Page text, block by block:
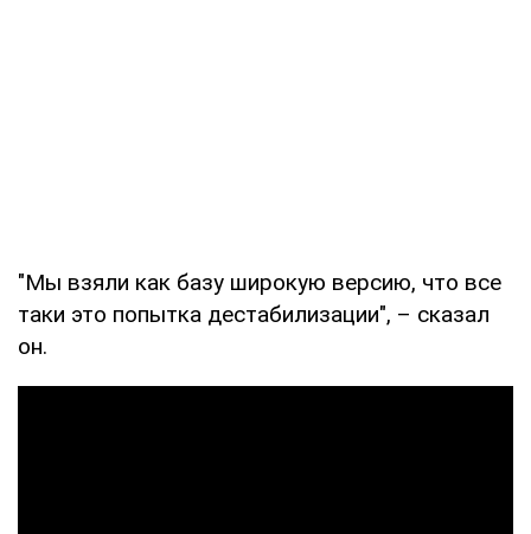
"Мы взяли как базу широкую версию, что все
таки это попытка дестабилизации", – сказал
он.